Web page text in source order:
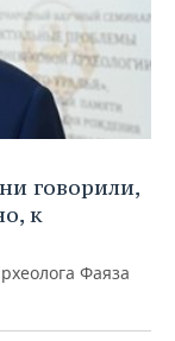
говорили,
к
Фаяза